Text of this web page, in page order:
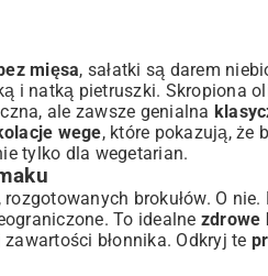
mięsa, sałatki są darem
i natką pietruszki. Skropiona
ale zawsze genialna
wege, które pokazują, że
tylko dla wegetarian.
brokułów. O
To idealne zdrowe
błonnika. Odkryj te